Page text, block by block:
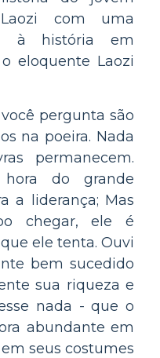
com uma
à história em
eloquente Laozi
pergunta são
na poeira. Nada
permanecem.
do grande
a liderança; Mas
chegar, ele é
ele tenta. Ouvi
bem sucedido
sua riqueza e
nada - que o
abundante em
seus costumes